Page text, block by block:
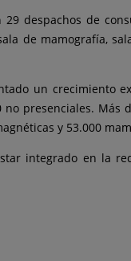
despachos de
de mamografía,
un crecimiento
presenciales.
y 53.000
integrado en la